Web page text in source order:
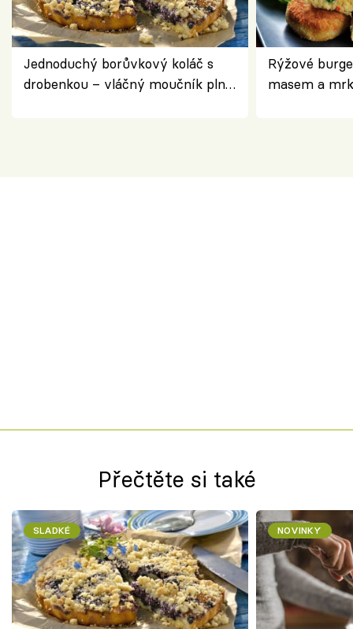
Jednoduchý borůvkový koláč s
drobenkou – vláčný moučník plný
Rýžové
masem a
Přečtěte si také
SLADKÉ NOVINKY